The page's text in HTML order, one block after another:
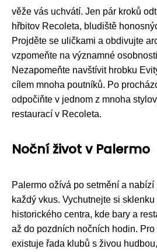
věže vás uchvátí. Jen pár kroků
hřbitov Recoleta, bludiště
Projděte se uličkami a obdivujte
vzpomeňte na významné
Nezapomeňte navštívit hrobku
cílem mnoha poutníků. Po
odpočiňte v jednom z mnoha
restaurací v Recoleta.
Noční život v Palermo
Palermo ožívá po setmění a
každý vkus. Vychutnejte si
historického centra, kde bary a
až do pozdních nočních hodin.
existuje řada klubů s živou